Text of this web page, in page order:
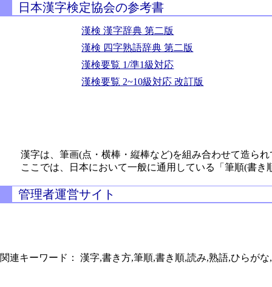
日本漢字検定協会の参考書
漢検 漢字辞典 第二版
漢検 四字熟語辞典 第二版
漢検要覧 1/準1級対応
漢検要覧 2~10級対応 改訂版
漢字は、筆画(点・横棒・縦棒など)を組み合わせて造ら
ここでは、日本において一般に通用している「筆順(書
管理者運営サイト
関連キーワード： 漢字,書き方,筆順,書き順,読み,熟語,ひらが